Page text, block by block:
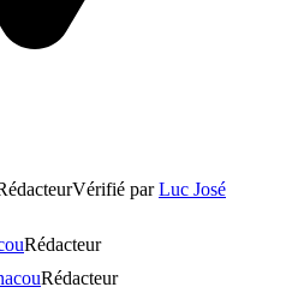
Vérifié parLuc José
Rédacteur
Rédacteur